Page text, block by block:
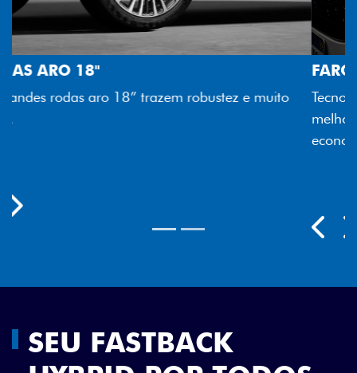
FAROL FULL LED
Tecnologia dos faróis totalmente em LED garante
melhor luminosidade, maior durabilidade e mais
SEU FASTBACK